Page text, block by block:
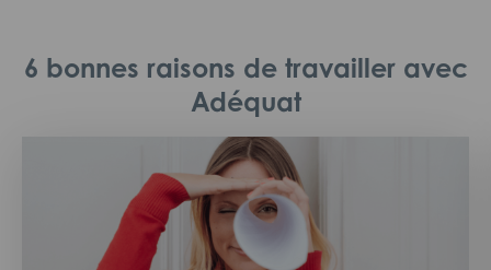
6 bonnes raisons de travailler avec
Adéquat